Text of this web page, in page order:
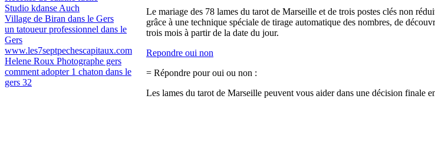
Studio kdanse Auch
Village de Biran dans le Gers
un tatoueur professionnel dans le
Gers
www.les7septpechescapitaux.com
Helene Roux Photographe gers
comment adopter 1 chaton dans le
gers 32
Le mariage des 78 lames du tarot de Marseille et de trois postes clés non
grâce à une technique spéciale de tirage automatique des nombres, de
trois mois à partir de la date du jour.
Repondre oui non
= Répondre pour oui ou non :
Les lames du tarot de Marseille peuvent vous aider dans une décision finale